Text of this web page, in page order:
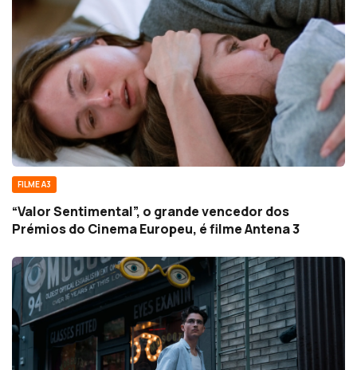
FILME A3
“Valor Sentimental”, o grande vencedor dos
Prémios do Cinema Europeu, é filme Antena 3